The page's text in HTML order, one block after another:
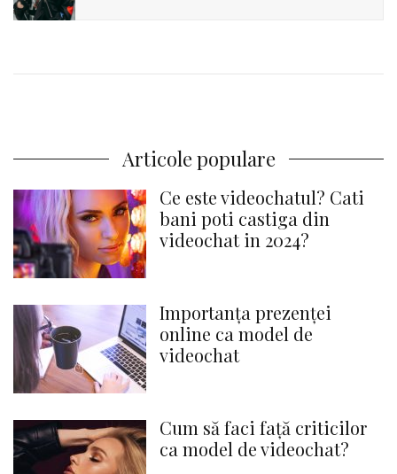
Articole populare
Ce este videochatul? Cati
bani poti castiga din
videochat in 2024?
Importanța prezenței
online ca model de
videochat
Cum să faci față criticilor
ca model de videochat?